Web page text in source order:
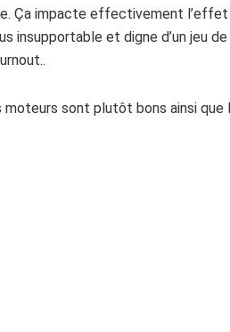
Ça impacte effectivement
insupportable et digne d’un jeu
sont plutôt bons ainsi que